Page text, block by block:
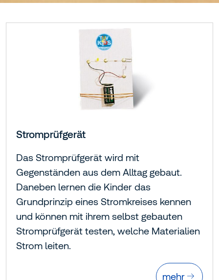
Stromprüfgerät
Das Stromprüfgerät wird mit
Gegenständen aus dem Alltag gebaut.
Daneben lernen die Kinder das
Grundprinzip eines Stromkreises kennen
und können mit ihrem selbst gebauten
Stromprüfgerät testen, welche Materialien
Strom leiten.
mehr